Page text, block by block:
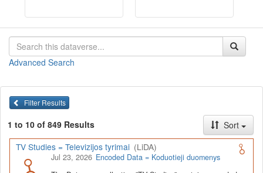
Depositors interested in deposit of their data into the LiDA
Lietuvos humanitarinių ir socialinių mokslų duomenų
infrastruktūra, suteikianti prieigą prie daugiau nei 600 duomenų ir
tyrimų išteklių. Visi duomenų ir tyrimų ištekliai yra dokumentuoti
lietuvių ir anglų kalbomis pagal tarptautinius standartus. LiDA
įsikūręsKauno technologijos universiteto Duomenų analizės
ir archyvavimo (DAtA) centre( data.ktu.edu
Prieigai prie išteklių naudojama ši
Advanced Search
Filter Results
1 to 10 of 849 Results
Sort
TV Studies = Televizijos tyrimai (LiDA)
Jul 23, 2026 Encoded Data = Koduotieji duomenys